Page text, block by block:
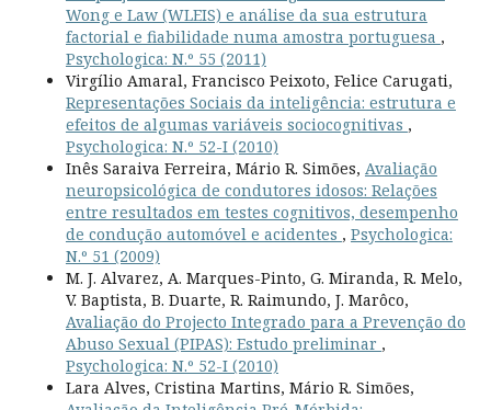
Wong e Law (WLEIS) e análise da sua estrutura
factorial e fiabilidade numa amostra portuguesa ,
Psychologica: N.º 55 (2011)
Virgílio Amaral, Francisco Peixoto, Felice Carugati,
Representações Sociais da inteligência: estrutura e
efeitos de algumas variáveis sociocognitivas ,
Psychologica: N.º 52-I (2010)
Inês Saraiva Ferreira, Mário R. Simões, Avaliação
neuropsicológica de condutores idosos: Relações
entre resultados em testes cognitivos, desempenho
de condução automóvel e acidentes , Psychologica:
N.º 51 (2009)
M. J. Alvarez, A. Marques-Pinto, G. Miranda, R. Melo,
V. Baptista, B. Duarte, R. Raimundo, J. Marôco,
Avaliação do Projecto Integrado para a Prevenção do
Abuso Sexual (PIPAS): Estudo preliminar ,
Psychologica: N.º 52-I (2010)
Lara Alves, Cristina Martins, Mário R. Simões,